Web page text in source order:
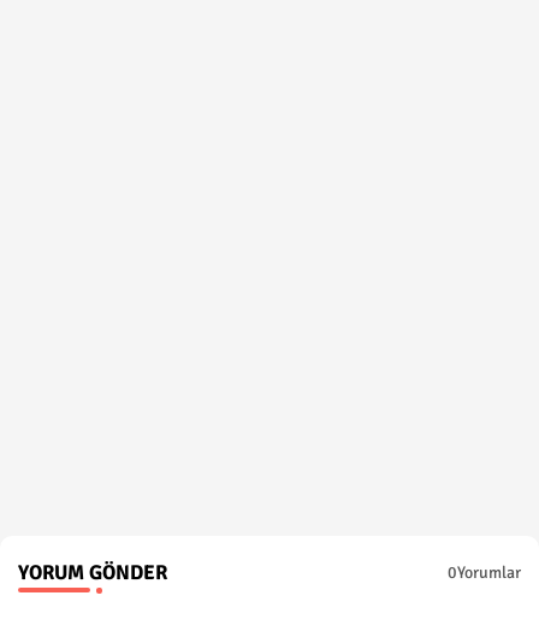
YORUM GÖNDER 0Yorumlar